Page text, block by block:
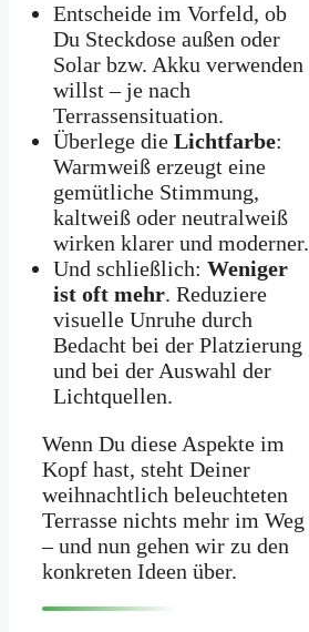
Entscheide im Vorfeld, ob
Du Steckdose außen oder
Solar bzw. Akku verwenden
willst – je nach
Terrassensituation.
Überlege die Lichtfarbe:
Warmweiß erzeugt eine
gemütliche Stimmung,
kaltweiß oder neutralweiß
wirken klarer und moderner.
Und schließlich: Weniger
ist oft mehr. Reduziere
visuelle Unruhe durch
Bedacht bei der Platzierung
und bei der Auswahl der
Lichtquellen.
Wenn Du diese Aspekte im
Kopf hast, steht Deiner
weihnachtlich beleuchteten
Terrasse nichts mehr im Weg
– und nun gehen wir zu den
konkreten Ideen über.